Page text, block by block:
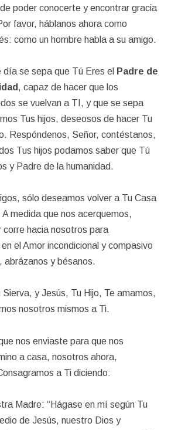
poder conocerte y encontrar gracia
favor, háblanos ahora como
como un hombre habla a su amigo.
día se sepa que Tú Eres el Padre de
, capaz de hacer que los
se vuelvan a TI, y que se sepa
Tus hijos, deseosos de hacer Tu
Respóndenos, Señor, contéstanos,
Tus hijos podamos saber que Tú
y Padre de la humanidad.
sólo deseamos volver a Tu Casa
medida que nos acerquemos,
corre hacia nosotros para
el Amor incondicional y compasivo
abrázanos y bésanos.
y Jesús, Tu Hijo, Te amamos,
nosotros mismos a Ti.
nos enviaste para que nos
a casa, nosotros ahora,
a Ti diciendo:
Madre: “Hágase en mí según Tu
de Jesús, nuestro Dios y